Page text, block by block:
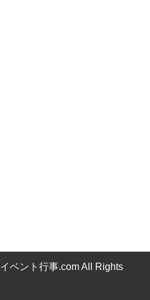
ベント行事.comAll Rights